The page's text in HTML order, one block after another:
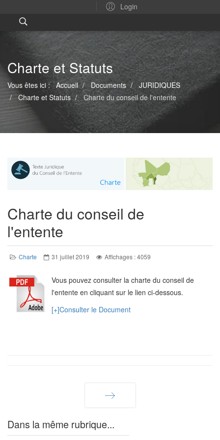
Login
Charte et Statuts
Vous êtes ici : Accueil Documents
JURIDIQUES
Charte et Statuts
Charte du conseil de l'entente
Charte du conseil de
l'entente
Charte 31 juillet 2019 Affichages : 4059
Vous pouvez consulter la charte du conseil de
l'entente en cliquant sur le lien ci-dessous.
[+]Consulter le Document
Dans la même rubrique...